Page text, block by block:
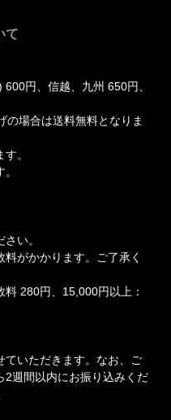
て
円、信越、九州 650円、
の場合は送料無料となりま
。
い。
料がかかります。ご了承く
280円、15,000円以上：
ていただきます。なお、ご
2週間以内にお振り込みくだ